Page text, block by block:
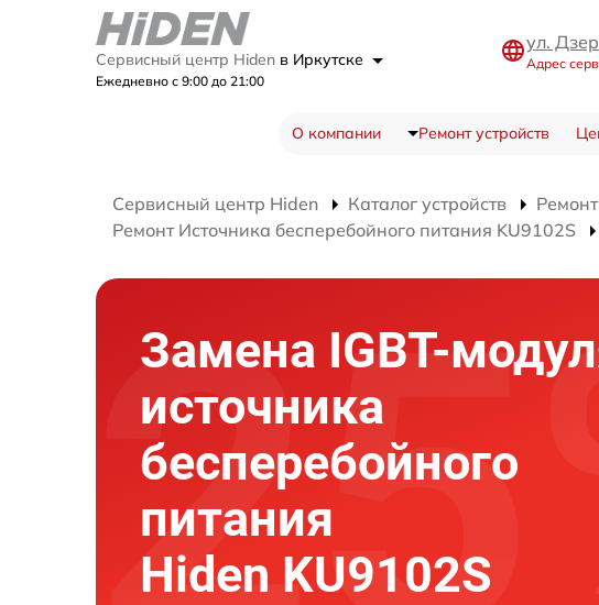
Сервисный центр Hiden в Иркутске
Ежедневно с 9:00 до 21:00
ул.
Адрес
О компании Ремонт устройств
Сервисный центр Hiden Каталог устройств
Ремонт Источника бесперебойного питания KU9102S
Замена IGBT-
источника
бесперебойного
питания
Hiden KU9102S